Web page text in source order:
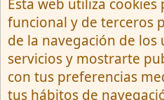
Español (Neutro) Tu
Contactarnos
Privacy policy
Ayuda
Community platform
2026 XenForo Ltd.
Esta web utiliza
funcional y de terceros
de la navegación de
servicios y mostrarte
con tus preferencias
tus hábitos de